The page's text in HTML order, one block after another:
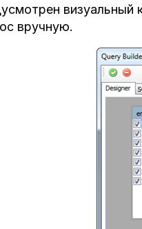
визуальный
вручную.